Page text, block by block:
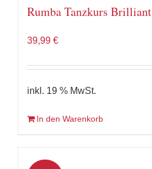
Rumba Tanzkurs Brilliant
39,99 €
inkl. 19 % MwSt.
In den Warenkorb